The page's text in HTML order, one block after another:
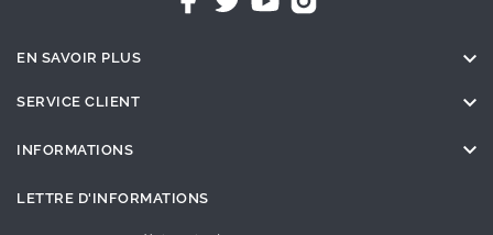
EN SAVOIR PLUS 
SERVICE CLIENT 
INFORMATIONS 
LETTRE D'INFORMATIONS